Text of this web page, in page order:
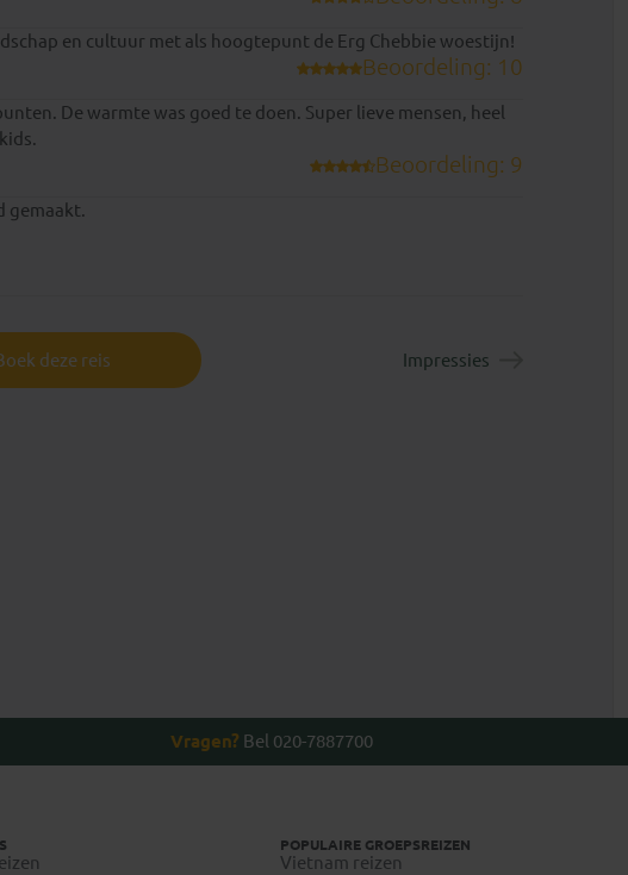
en cultuur met als hoogtepunt de Erg Chebbie woestijn!
Beoordeling: 10
De warmte was goed te doen. Super lieve mensen, heel
Beoordeling: 9
gemaakt.
deze reis Impressies
Vragen? Bel 020-7887700
POPULAIRE GROEPSREIZEN
Vietnam reizen